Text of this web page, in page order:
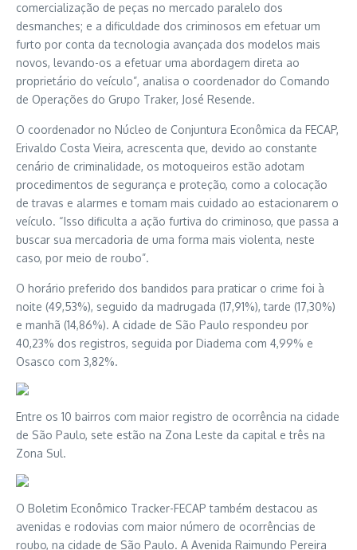
comercialização de peças no mercado paralelo dos
desmanches; e a dificuldade dos criminosos em efetuar um
furto por conta da tecnologia avançada dos modelos mais
novos, levando-os a efetuar uma abordagem direta ao
proprietário do veículo”, analisa o coordenador do Comando
de Operações do Grupo Traker, José Resende.
O coordenador no Núcleo de Conjuntura Econômica da FECAP,
Erivaldo Costa Vieira, acrescenta que, devido ao constante
cenário de criminalidade, os motoqueiros estão adotam
procedimentos de segurança e proteção, como a colocação
de travas e alarmes e tomam mais cuidado ao estacionarem o
veículo. “Isso dificulta a ação furtiva do criminoso, que passa a
buscar sua mercadoria de uma forma mais violenta, neste
caso, por meio de roubo”.
O horário preferido dos bandidos para praticar o crime foi à
noite (49,53%), seguido da madrugada (17,91%), tarde (17,30%)
e manhã (14,86%). A cidade de São Paulo respondeu por
40,23% dos registros, seguida por Diadema com 4,99% e
Osasco com 3,82%.
Entre os 10 bairros com maior registro de ocorrência na cidade
de São Paulo, sete estão na Zona Leste da capital e três na
Zona Sul.
O Boletim Econômico Tracker-FECAP também destacou as
avenidas e rodovias com maior número de ocorrências de
roubo, na cidade de São Paulo. A Avenida Raimundo Pereira